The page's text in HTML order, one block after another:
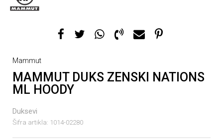
Mammut
MAMMUT DUKS ZENSKI NATIONS
ML HOODY
Duksevi
Šifra artikla: 1014-02280